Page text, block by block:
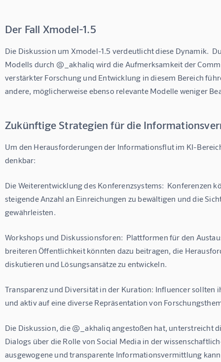
Der Fall Xmodel-1.5
Die Diskussion um Xmodel-1.5 verdeutlicht diese Dynamik.
Modells durch @_akhaliq wird die Aufmerksamkeit der
verstärkter Forschung und Entwicklung in diesem Bereich
andere, möglicherweise ebenso relevante Modelle weniger
Zukünftige Strategien für die
Um den Herausforderungen der Informationsflut im KI-
denkbar:
Die Weiterentwicklung des Konferenzsystems:  Konferenzen
steigende Anzahl an Einreichungen zu bewältigen und die
gewährleisten.
Workshops und Diskussionsforen:  Plattformen für den
breiteren Öffentlichkeit könnten dazu beitragen, die
diskutieren und Lösungsansätze zu entwickeln.
Transparenz und Diversität in der Kuration: Influencer
und aktiv auf eine diverse Repräsentation von
Die Diskussion, die @_akhaliq angestoßen hat, unterstreicht
Dialogs über die Rolle von Social Media in der
ausgewogene und transparente Informationsvermittlung